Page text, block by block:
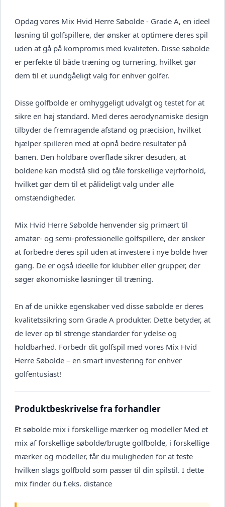
Opdag vores Mix Hvid Herre Søbolde - Grade A, en ideel
løsning til golfspillere, der ønsker at optimere deres spil
uden at gå på kompromis med kvaliteten. Disse søbolde
er perfekte til både træning og turnering, hvilket gør
dem til et uundgåeligt valg for enhver golfer.
Disse golfbolde er omhyggeligt udvalgt og testet for at
sikre en høj standard. Med deres aerodynamiske design
tilbyder de fremragende afstand og præcision, hvilket
hjælper spilleren med at opnå bedre resultater på
banen. Den holdbare overflade sikrer desuden, at
boldene kan modstå slid og tåle forskellige vejrforhold,
hvilket gør dem til et pålideligt valg under alle
omstændigheder.
Mix Hvid Herre Søbolde henvender sig primært til
amatør- og semi-professionelle golfspillere, der ønsker
at forbedre deres spil uden at investere i nye bolde hver
gang. De er også ideelle for klubber eller grupper, der
søger økonomiske løsninger til træning.
En af de unikke egenskaber ved disse søbolde er deres
kvalitetssikring som Grade A produkter. Dette betyder, at
de lever op til strenge standarder for ydelse og
holdbarhed. Forbedr dit golfspil med vores Mix Hvid
Herre Søbolde – en smart investering for enhver
golfentusiast!
Produktbeskrivelse fra forhandler
Et søbolde mix i forskellige mærker og modeller Med et
mix af forskellige søbolde/brugte golfbolde, i forskellige
mærker og modeller, får du muligheden for at teste
hvilken slags golfbold som passer til din spilstil. I dette
mix finder du f.eks. distance